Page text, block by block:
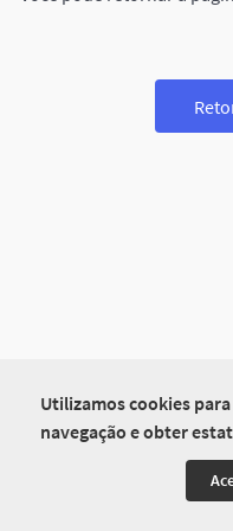
Utilizamos cookies
navegação e obter